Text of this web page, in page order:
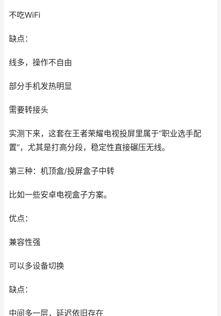
不吃WiFi
缺点：
线多，操作不自由
部分手机发热明显
需要转接头
实测下来，这套在王者荣耀电视投屏里属于“职业选手配
置”，尤其是打高分段，稳定性直接碾压无线。
第三种：机顶盒/投屏盒子中转
比如一些安卓电视盒子方案。
优点：
兼容性强
可以多设备切换
缺点：
中间多一层，延迟依旧存在